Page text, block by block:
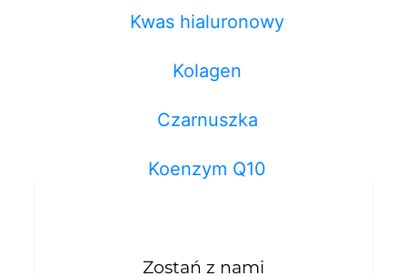
Kwas hialuronowy
Kolagen
Czarnuszka
Koenzym Q10
Zostań z nami